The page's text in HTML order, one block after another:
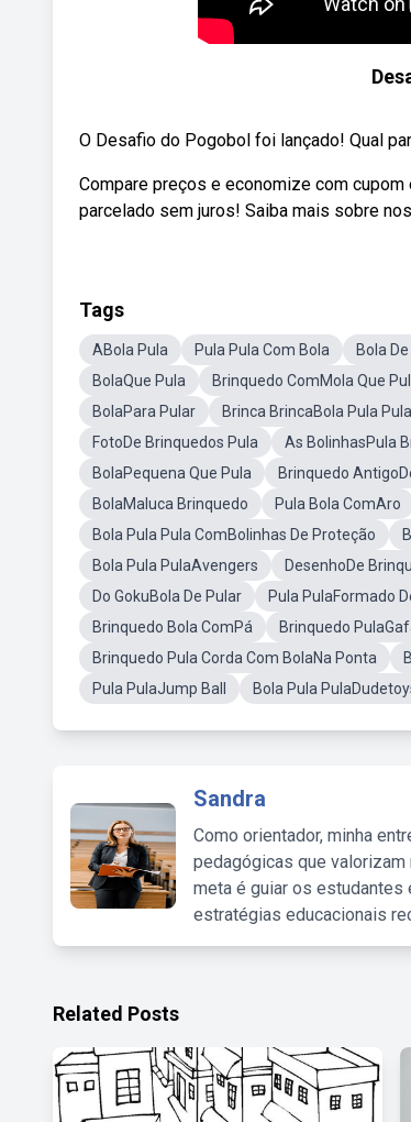
O Desafio do Pogobol foi lançado! Qual
Compare preços e economize com
parcelado sem juros! Saiba mais sobre
Tags
ABola Pula Pula Pula Com Bola Bola
BolaQue Pula
Brinquedo ComMola Que
BolaPara Pular
Brinca BrincaBola Pula Pula
FotoDe Brinquedos Pula
As BolinhasPula
BolaPequena Que Pula
Brinquedo
BolaMaluca Brinquedo
Pula Bola ComAro
Bola Pula Pula ComBolinhas De Proteção
Bola Pula PulaAvengers
DesenhoDe
Do GokuBola De Pular
Pula PulaFormado
Brinquedo Bola ComPá
Brinquedo
Brinquedo Pula Corda Com BolaNa Ponta
Pula PulaJump Ball
Bola Pula
Sandra
Como orientador, minha
pedagógicas que
meta é guiar os estudantes
estratégias educacionais
Related Posts